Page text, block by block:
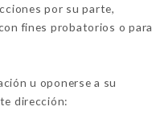
por su parte,
fines probatorios o para
u oponerse a su
dirección: